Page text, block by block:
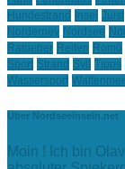
Hundestrand Insel Juist
Norderney Nordsee
Ratgeber Reiten Romö
Sport Strand Sylt Tipps
Wassersport
Über Nordseeinseln.net
Moin ! Ich bin